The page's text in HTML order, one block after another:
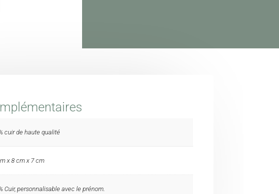
cuir de haute qualité
x 8 cm x 7 cm
Cuir, personnalisable avec le prénom.